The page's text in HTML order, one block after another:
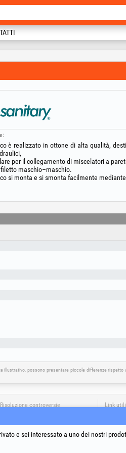
è realizzato in ottone di alta qualità,
per il collegamento di miscelatori a
maschio–maschio.
si monta e si smonta facilmente
illustrativo, possono presentare piccole differenze
Risoluzione controversie Link utili
e sei interessato a uno dei nostri